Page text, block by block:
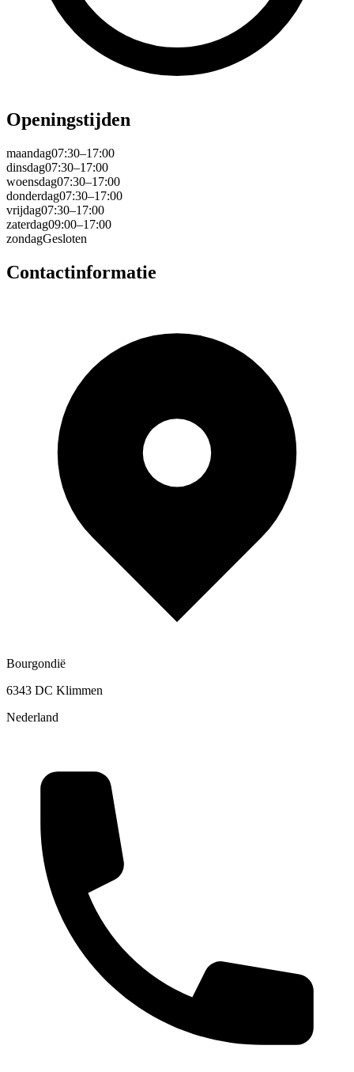
Openingstijden
maandag07:30–17:00
dinsdag07:30–17:00
woensdag07:30–17:00
donderdag07:30–17:00
vrijdag07:30–17:00
zaterdag09:00–17:00
zondagGesloten
Contactinformatie
Bourgondië
6343 DC Klimmen
Nederland